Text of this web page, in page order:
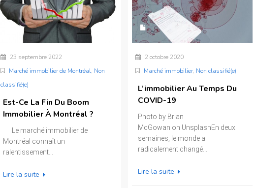
23 septembre 2022
Marché immobilier de Montréal, Non
classifié(e)
Est-Ce La Fin Du Boom
Immobilier À Montréal ?
Le marché immobilier de
Montréal connaît un
ralentissement...
Lire la suite
2 octobre 2020
Marché immobilier, Non classifié(e)
L’immobilier Au Temps Du
COVID-19
Photo by Brian
McGowan on UnsplashEn deux
semaines, le monde a
radicalement changé....
Lire la suite